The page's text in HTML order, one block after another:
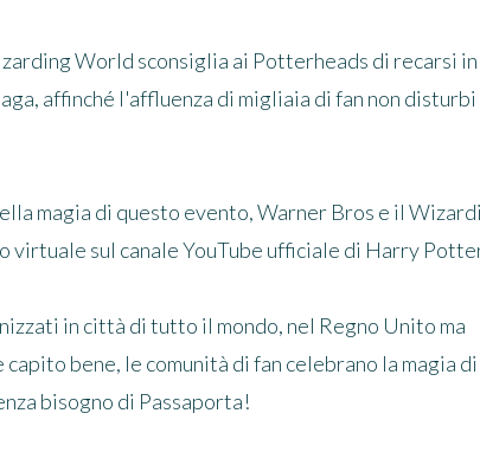
World sconsiglia ai Potterheads di recarsi in
affinché l'affluenza di migliaia di fan non
magia di questo evento, Warner Bros e il
virtuale sul canale YouTube ufficiale di Harry
in città di tutto il mondo, nel Regno Unito ma
capito bene, le comunità di fan celebrano la magia di
bisogno di Passaporta!